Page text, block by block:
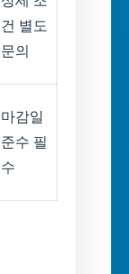
건 별도
문의
마감일
준수 필
수